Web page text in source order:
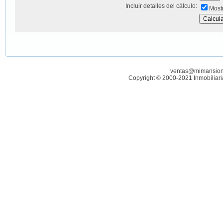
Incluir detalles del cálculo:
Copyright © 2000-2021